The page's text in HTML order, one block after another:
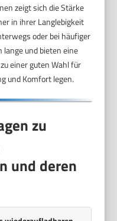
zeigt sich die Stärke
in ihrer Langlebigkeit
oder bei häufiger
und bieten eine
einer guten Wahl für
und Komfort legen.
zu
und deren